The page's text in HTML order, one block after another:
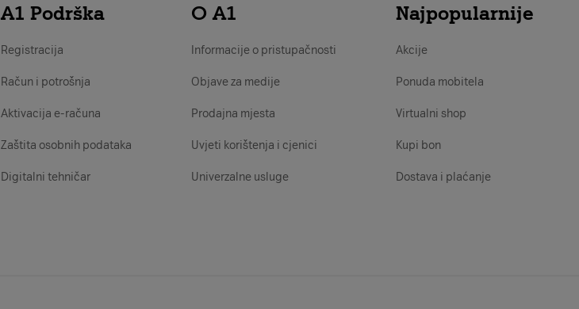
A1 Podrška
Registracija
Račun i potrošnja
Aktivacija e-računa
Zaštita osobnih podataka
Digitalni tehničar
O A1
Informacije o pristupačnosti
Objave za medije
Prodajna mjesta
Uvjeti korištenja i cjenici
Univerzalne usluge
Najpopularnije
Akcije
Ponuda mobitela
Virtualni shop
Kupi bon
Dostava i plaćanje